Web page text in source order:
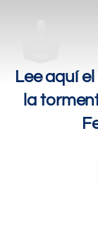
Lee aquí
la